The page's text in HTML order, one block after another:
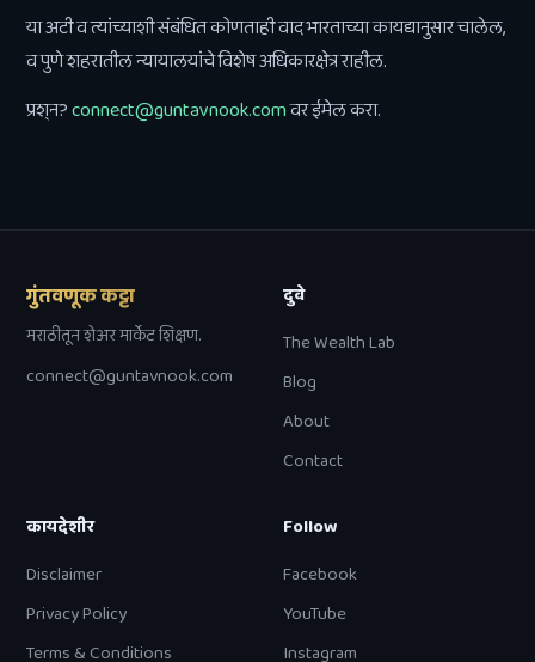
या अटी व त्यांच्याशी संबंधित कोणताही वाद भारताच्या कायद्यानुसार चालेल,
व पुणे शहरातील न्यायालयांचे विशेष अधिकारक्षेत्र राहील.
प्रश्न?connect@guntavnook.comवर ईमेल करा.
गुंतवणूक कट्टा
मराठीतून शेअर मार्केट शिक्षण.
connect@guntavnook.com
दुवे
The Wealth Lab
Blog
About
Contact
कायदेशीर
Disclaimer
Privacy Policy
Terms & Conditions
Follow
Facebook
YouTube
Instagram